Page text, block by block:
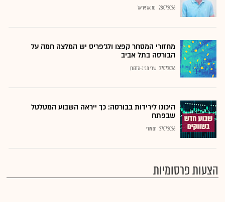
28.07.2026 נתנאל אריאל
מחזורי המסחר קפצו ולג'פריס יש המלצה חמה על
הבורסה בתל אביב
27.07.2026 שירי חביב-ולדהורן
היכונו לירידות בבורסה: כך ייראה השבוע המטלטל
שבפתח
27.07.2026 רם מורי
הצעות פרסומיות